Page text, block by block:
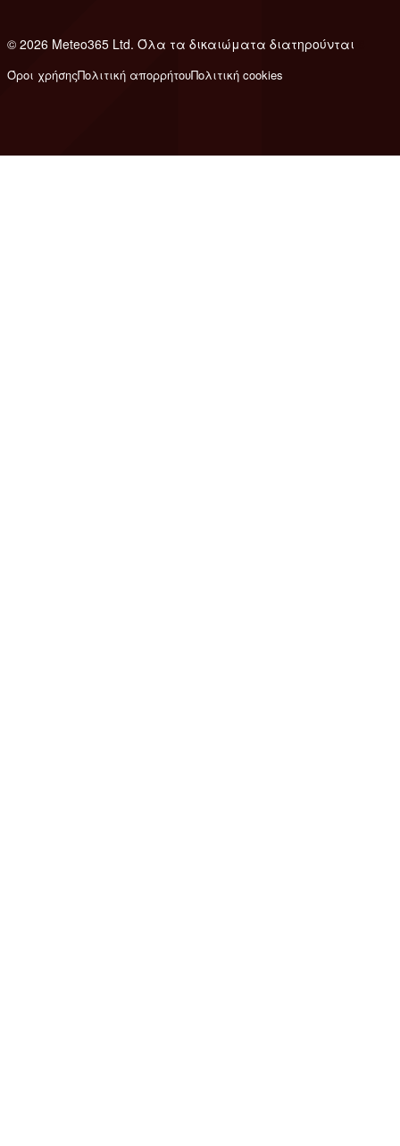
© 2026 Meteo365 Ltd. Όλα τα δικαιώματα διατηρούνται
Όροι χρήσηςΠολιτική απορρήτουΠολιτική cookies